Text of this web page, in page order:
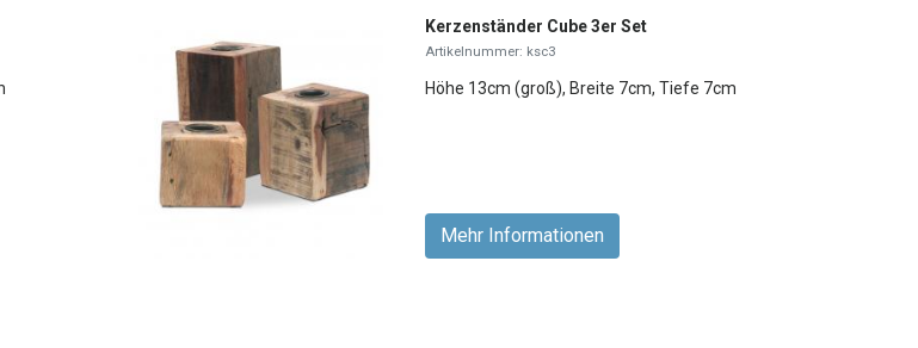
Kerzenständer Cube 3er Set
Artikelnummer: ksc3
Höhe 13cm (groß), Breite 7cm, Tiefe 7cm
Mehr Informationen